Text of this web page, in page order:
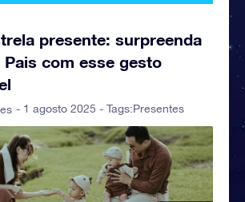
presente: surpreenda
com esse gesto
- 1 agosto 2025 - Tags:Presentes